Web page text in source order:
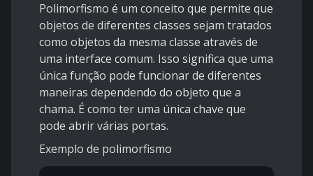
Polimorfismo é um conceito que permite que
objetos de diferentes classes sejam tratados
como objetos da mesma classe através de
uma interface comum. Isso significa que uma
única função pode funcionar de diferentes
maneiras dependendo do objeto que a
chama. É como ter uma única chave que
pode abrir várias portas.
Exemplo de polimorfismo